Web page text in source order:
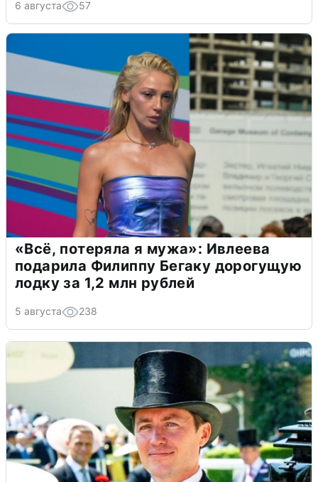
6 августа 57
«Всё, потеряла я мужа»: Ивлеева
подарила Филиппу Бегаку дорогущую
лодку за 1,2 млн рублей
5 августа 238